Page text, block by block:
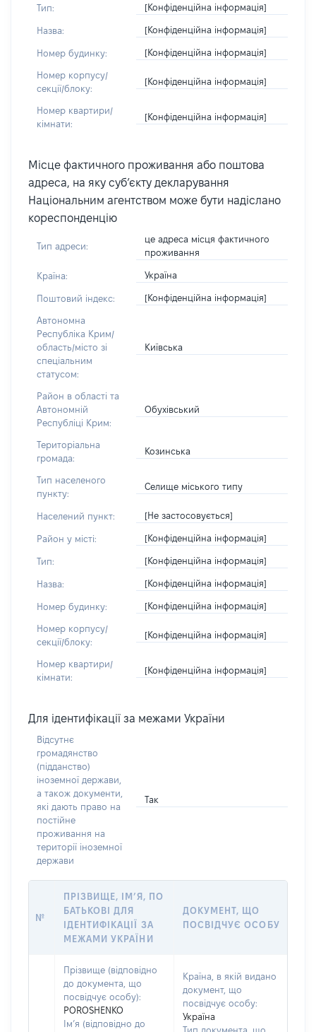
Тип: [Конфіденційна інформація]
Назва: [Конфіденційна інформація]
Номер будинку: [Конфіденційна інформація]
Номер корпусу/
секції/блоку:
[Конфіденційна інформація]
Номер квартири/
кімнати:
[Конфіденційна інформація]
Місце фактичного проживання або поштова
адреса, на яку суб’єкту декларування
Національним агентством може бути надіслано
кореспонденцію
Тип адреси:
це адреса місця фактичного
проживання
Країна: Україна
Поштовий індекс: [Конфіденційна інформація]
Автономна
Республіка Крим/
область/місто зі
спеціальним
статусом:
Київська
Район в області та
Автономній
Республіці Крим:
Обухівський
Територіальна
громада:
Козинська
Тип населеного
пункту:
Селище міського типу
Населений пункт: [Не застосовується]
Район у місті: [Конфіденційна інформація]
Тип: [Конфіденційна інформація]
Назва: [Конфіденційна інформація]
Номер будинку: [Конфіденційна інформація]
Номер корпусу/
секції/блоку:
[Конфіденційна інформація]
Номер квартири/
кімнати:
[Конфіденційна інформація]
Для ідентифікації за межами України
Відсутнє
громадянство
(підданство)
іноземної держави,
а також документи,
які дають право на
постійне
проживання на
території іноземної
держави
Так
№
ПРІЗВИЩЕ, ІМ’Я, ПО
БАТЬКОВІ ДЛЯ
ІДЕНТИФІКАЦІЇ ЗА
МЕЖАМИ УКРАЇНИ
ДОКУМЕНТ, ЩО
ПОСВІДЧУЄ ОСОБУ
Прізвище (відповідно
до документа, що
посвідчує особу):
POROSHENKO
Ім’я (відповідно до
Країна, в якій видано
документ, що
посвідчує особу:
Україна
Тип документа, що